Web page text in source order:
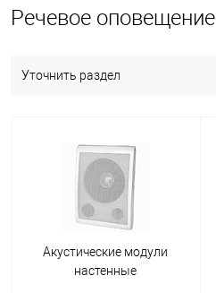
Речевое оповещение
Уточнить раздел
Акустические модули
настенные